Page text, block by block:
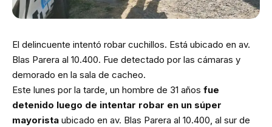
El delincuente intentó robar cuchillos. Está ubicado en av.
Blas Parera al 10.400. Fue detectado por las cámaras y
demorado en la sala de cacheo.
Este lunes por la tarde, un hombre de 31 años fue
detenido luego de intentar robar en un súper
mayorista ubicado en av. Blas Parera al 10.400, al sur de